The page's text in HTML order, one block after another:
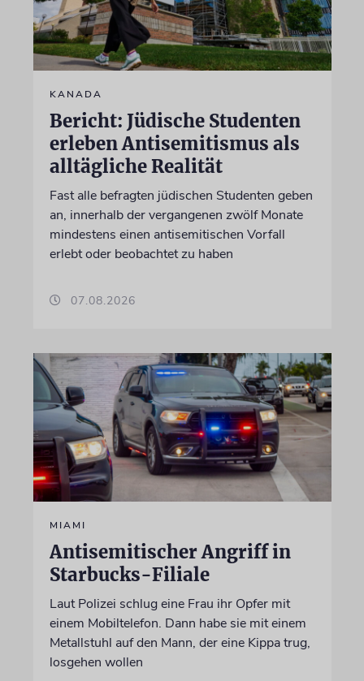
KANADA
Bericht: Jüdische Studenten
erleben Antisemitismus als
alltägliche Realität
Fast alle befragten jüdischen Studenten geben
an, innerhalb der vergangenen zwölf Monate
mindestens einen antisemitischen Vorfall
erlebt oder beobachtet zu haben
07.08.2026
MIAMI
Antisemitischer Angriff in
Starbucks-Filiale
Laut Polizei schlug eine Frau ihr Opfer mit
einem Mobiltelefon. Dann habe sie mit einem
Metallstuhl auf den Mann, der eine Kippa trug,
losgehen wollen